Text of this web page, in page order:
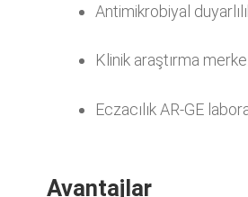
Antimikrobiyal
Klinik araştırma
Eczacılık AR-GE
Avantajlar